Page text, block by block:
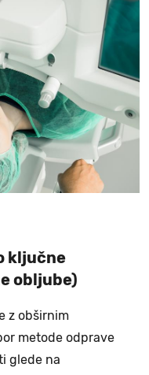
ključne
obljube)
z obširnim
metode odprave
glede na